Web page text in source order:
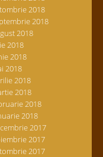
2018
2018
2018
2018
2018
2018
2018
2018
2018
2018
2017
2017
2017